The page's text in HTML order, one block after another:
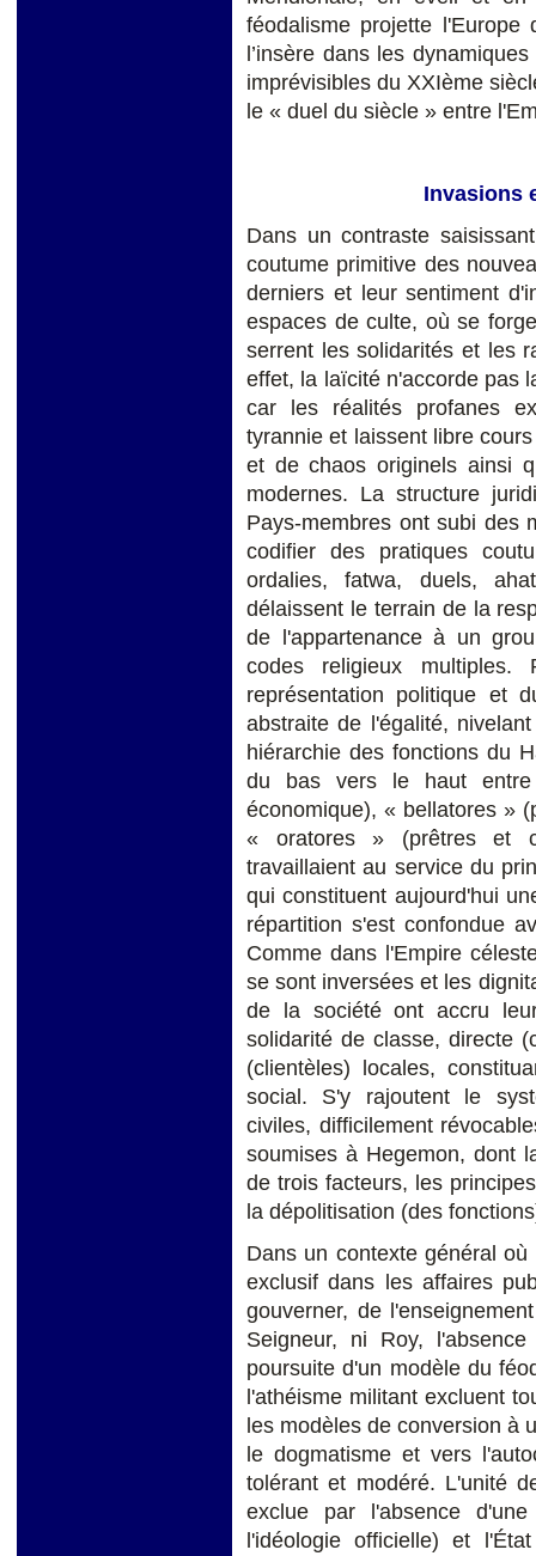
féodalisme projette
l’insère dans les
imprévisibles du XXIème
le « duel du siècle » entre
Invasions
Dans un contraste
coutume primitive des
derniers et leur sentiment
espaces de culte, où se
serrent les solidarités et les
effet, la laïcité n'accorde pas
car les réalités profanes
tyrannie et laissent libre
et de chaos originels ainsi
modernes. La structure
Pays-membres ont subi des
codifier des pratiques
ordalies, fatwa, duels,
délaissent le terrain de la
de l'appartenance à un
codes religieux
représentation politique et
abstraite de l'égalité,
hiérarchie des fonctions du
du bas vers le haut
économique), « bellatores »
« oratores » (prêtres et
travaillaient au service du
qui constituent aujourd'hui
répartition s'est confondue
Comme dans l'Empire
se sont inversées et les
de la société ont accru
solidarité de classe, directe
(clientèles) locales,
social. S'y rajoutent le
civiles, difficilement
soumises à Hegemon, dont
de trois facteurs, les
la dépolitisation (des
Dans un contexte général
exclusif dans les affaires
gouverner, de
Seigneur, ni Roy,
poursuite d'un modèle du
l'athéisme militant excluent
les modèles de conversion à
le dogmatisme et vers
tolérant et modéré. L'unité
exclue par l'absence
l'idéologie officielle) et